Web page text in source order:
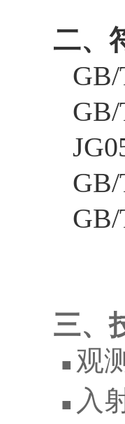
二、
三、
■ 观
■ 入